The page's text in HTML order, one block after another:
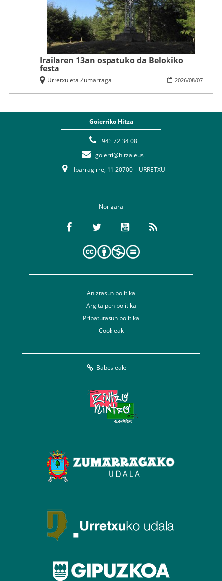
Irailaren 13an ospatuko da Belokiko
festa
2026/08/07
Urretxu eta Zumarraga
Goierriko Hitza
943 72 34 08
goierri@hitza.eus
Iparragirre, 11 20700 – URRETXU
Nor gara
Aniztasun politika
Argitalpen politika
Pribatutasun politika
Cookieak
Babesleak: